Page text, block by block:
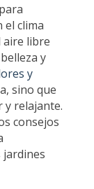
el clima
aire libre
y
y
sino que
y relajante.
consejos
jardines